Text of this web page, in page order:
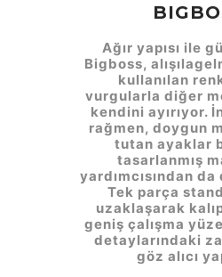
Ağır yapısı ile
Bigboss,
kullanılan
vurgularla diğer
kendini ayırıyor.
rağmen, doygun
tutan ayaklar
tasarlanmış
yardımcısından
Tek parça
uzaklaşarak
geniş çalışma
detaylarındaki
göz alıcı